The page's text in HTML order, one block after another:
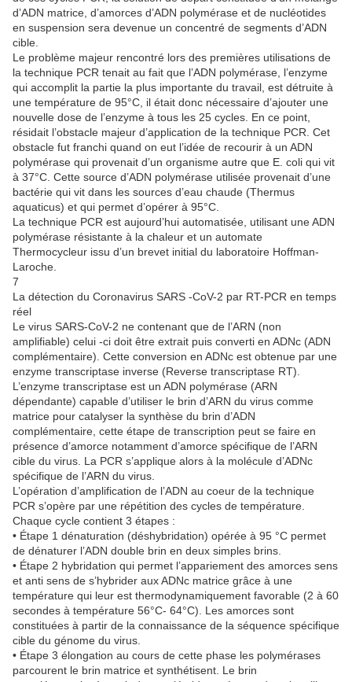
d’ADN matrice, d’amorces d’ADN polymérase et de nucléotides
en suspension sera devenue un concentré de segments d’ADN
cible.
Le problème majeur rencontré lors des premières utilisations de
la technique PCR tenait au fait que l’ADN polymérase, l’enzyme
qui accomplit la partie la plus importante du travail, est détruite à
une température de 95°C, il était donc nécessaire d’ajouter une
nouvelle dose de l’enzyme à tous les 25 cycles. En ce point,
résidait l’obstacle majeur d’application de la technique PCR. Cet
obstacle fut franchi quand on eut l’idée de recourir à un ADN
polymérase qui provenait d’un organisme autre que E. coli qui vit
à 37°C. Cette source d’ADN polymérase utilisée provenait d’une
bactérie qui vit dans les sources d’eau chaude (Thermus
aquaticus) et qui permet d’opérer à 95°C.
La technique PCR est aujourd’hui automatisée, utilisant une ADN
polymérase résistante à la chaleur et un automate
Thermocycleur issu d’un brevet initial du laboratoire Hoffman-
Laroche.
7
La détection du Coronavirus SARS -CoV-2 par RT-PCR en temps
réel
Le virus SARS-CoV-2 ne contenant que de l’ARN (non
amplifiable) celui -ci doit être extrait puis converti en ADNc (ADN
complémentaire). Cette conversion en ADNc est obtenue par une
enzyme transcriptase inverse (Reverse transcriptase RT).
L’enzyme transcriptase est un ADN polymérase (ARN
dépendante) capable d’utiliser le brin d’ARN du virus comme
matrice pour catalyser la synthèse du brin d’ADN
complémentaire, cette étape de transcription peut se faire en
présence d’amorce notamment d’amorce spécifique de l’ARN
cible du virus. La PCR s’applique alors à la molécule d’ADNc
spécifique de l’ARN du virus.
L’opération d’amplification de l’ADN au coeur de la technique
PCR s’opère par une répétition des cycles de température.
Chaque cycle contient 3 étapes :
• Étape 1 dénaturation (déshybridation) opérée à 95 °C permet
de dénaturer l’ADN double brin en deux simples brins.
• Étape 2 hybridation qui permet l’appariement des amorces sens
et anti sens de s’hybrider aux ADNc matrice grâce à une
température qui leur est thermodynamiquement favorable (2 à 60
secondes à température 56°C- 64°C). Les amorces sont
constituées à partir de la connaissance de la séquence spécifique
cible du génome du virus.
• Étape 3 élongation au cours de cette phase les polymérases
parcourent le brin matrice et synthétisent. Le brin